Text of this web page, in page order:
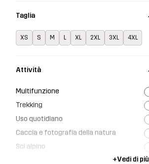
Taglia
XS S M L XL 2XL 3XL 4XL
Attività
Multifunzione
Trekking
Uso quotidiano
Caccia e fotografia della natura
Sci alpino
+Vedi di più